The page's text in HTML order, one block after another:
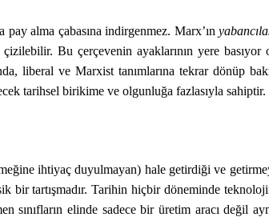
pay alma çabasına indirgenmez. Marx’ın
Bu çerçevenin ayaklarının yere basıyor
liberal ve Marxist tanımlarına tekrar dönüp
tarihsel birikime ve olgunluğa fazlasıyla sahiptir.
ihtiyaç duyulmayan) hale getirdiği ve
bir tartışmadır. Tarihin hiçbir döneminde
elinde sadece bir üretim aracı değil